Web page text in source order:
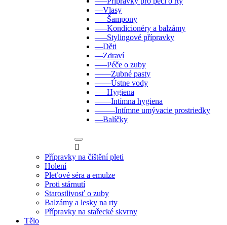
––Vlasy
–––Šampony
–––Kondicionéry a balzámy
–––Stylingové přípravky
––Děti
––Zdraví
–––Péče o zuby
––––Zubné pasty
––––Ústne vody
–––Hygiena
––––Intímna hygiena
–––––Intímne umývacie prostriedky
––Balíčky

Přípravky na čištění pleti
Holení
Pleťové séra a emulze
Proti stárnutí
Starostlivosť o zuby
Balzámy a lesky na rty
Přípravky na stařecké skvrny
Tělo